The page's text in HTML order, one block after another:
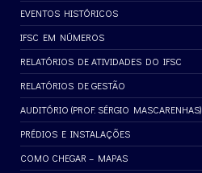
EVENTOS HISTÓRICOS
IFSC EM NÚMEROS
RELATÓRIOS DE ATIVIDADES DO IFSC
RELATÓRIOS DE GESTÃO
AUDITÓRIO (PROF. SÉRGIO MASCARENHAS)
PRÉDIOS E INSTALAÇÕES
COMO CHEGAR – MAPAS